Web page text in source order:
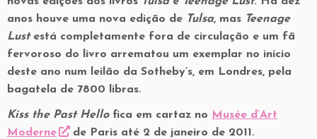
anos houve uma nova edição de Tulsa, mas Teenage
Lustestá completamente fora de circulação e um fã
fervoroso do livro arrematou um exemplar no início
deste ano num leilão da Sotheby’s, em Londres, pela
bagatela de 7800 libras.
Kiss the Past Hellofica em cartaz no Musée d’Art
Moderne
de Paris até 2 de janeiro de 2011.